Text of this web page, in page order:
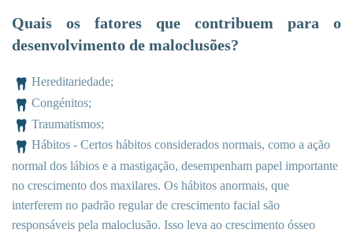
Quais os fatores que contribuem para o
desenvolvimento de maloclusões?
Hereditariedade;
Congénitos;
Traumatismos;
Hábitos - Certos hábitos considerados normais, como a ação
normal dos lábios e a mastigação, desempenham papel importante
no crescimento dos maxilares. Os hábitos anormais, que
interferem no padrão regular de crescimento facial são
responsáveis pela maloclusão. Isso leva ao crescimento ósseo